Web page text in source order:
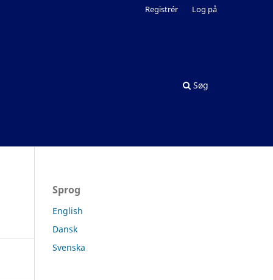
Søg
Registrér Log på
Sprog
English
Dansk
Svenska